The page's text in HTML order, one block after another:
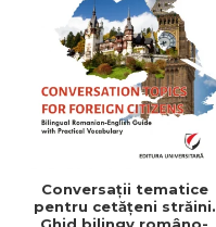
Conversaţii tematice
pentru cetăţeni străini.